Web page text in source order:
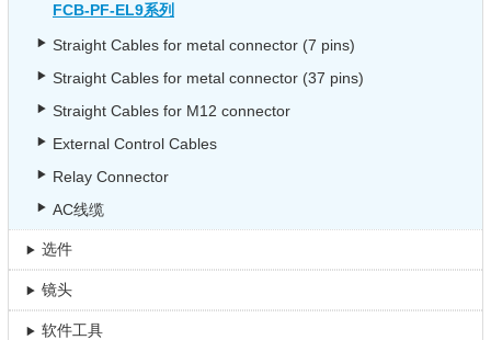
FCB-PF-EL9系列
Straight Cables for metal connector (7 pins)
Straight Cables for metal connector (37 pins)
Straight Cables for M12 connector
External Control Cables
Relay Connector
AC线缆
选件
镜头
软件工具